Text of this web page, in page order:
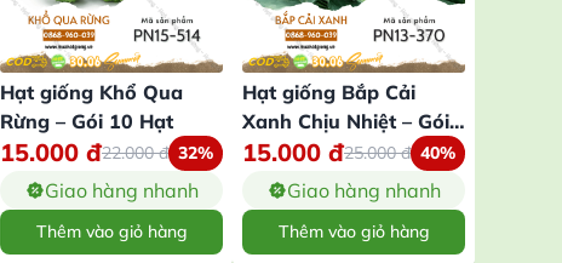
Hạt giống Khổ Qua
Rừng – Gói 10 Hạt
15.000 đ22.000đ 32%
Giao hàng nhanh
Thêm vào giỏ hàng
Hạt giống Bắp Cải
Xanh Chịu Nhiệt – Gói
0,5 Gram
15.000 đ25.000đ 40%
Giao hàng nhanh
Thêm vào giỏ hàng